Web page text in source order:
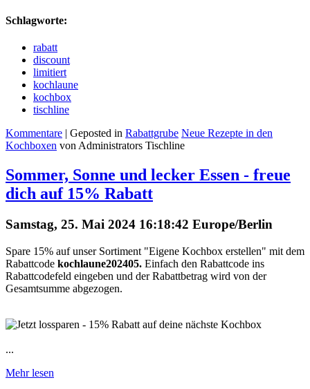
Schlagworte:
rabatt
discount
limitiert
kochlaune
kochbox
tischline
Kommentare | Geposted in Rabattgrube Neue Rezepte in den
Kochboxen von Administrators Tischline
Sommer, Sonne und lecker Essen - freue
dich auf 15% Rabatt
Samstag, 25. Mai 2024 16:18:42 Europe/Berlin
Spare 15% auf unser Sortiment "Eigene Kochbox erstellen" mit dem
Rabattcode kochlaune202405. Einfach den Rabattcode ins
Rabattcodefeld eingeben und der Rabattbetrag wird von der
Gesamtsumme abgezogen.
...
Mehr lesen